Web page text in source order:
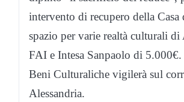
intervento di recupero della
spazio per varie realtà culturali
FAI e Intesa Sanpaolo di
Beni Culturaliche vigilerà sul
Alessandria.